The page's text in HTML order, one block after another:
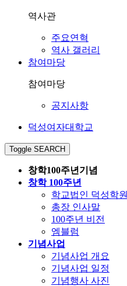
역사관
주요연혁
역사 갤러리
참여마당
참여마당
공지사항
덕성여자대학교
Toggle SEARCH
창학100주년기념
창학 100주년
학교법인 덕성학원
총장 인사말
100주년 비전
엠블럼
기념사업
기념사업 개요
기념사업 일정
기념행사 사진